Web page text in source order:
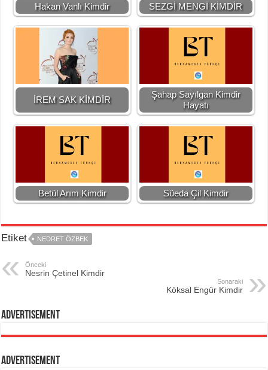
Hakan Vanlı Kimdir SEZGİ MENGİ KİMDİR
İREM SAK KİMDİR
Şahap Sayılgan Kimdir
Hayatı
Betül Arım Kimdir Süeda Çil Kimdir
Etiket NEDRET ÖZBEK
Önceki
Nesrin Çetinel Kimdir
Sonaraki
Köksal Engür Kimdir
Advertisement
Advertisement